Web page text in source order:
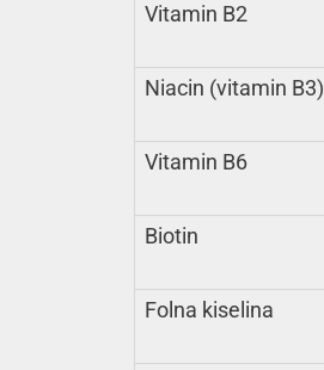
Vitamin B2
Niacin (vitamin B3)
Vitamin B6
Biotin
Folna kiselina